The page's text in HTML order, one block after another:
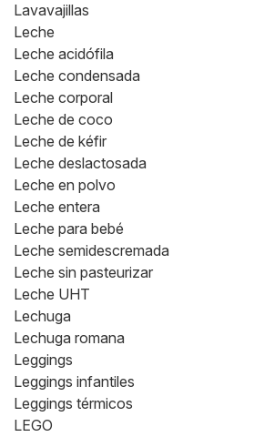
Lavavajillas
Leche
Leche acidófila
Leche condensada
Leche corporal
Leche de coco
Leche de kéfir
Leche deslactosada
Leche en polvo
Leche entera
Leche para bebé
Leche semidescremada
Leche sin pasteurizar
Leche UHT
Lechuga
Lechuga romana
Leggings
Leggings infantiles
Leggings térmicos
LEGO